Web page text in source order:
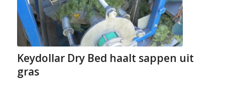
Keydollar Dry Bed haalt sappen uit
gras